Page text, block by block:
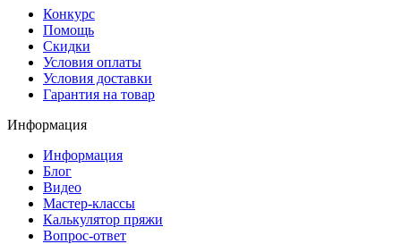
Конкурс
Помощь
Скидки
Условия оплаты
Условия доставки
Гарантия на товар
Информация
Информация
Блог
Видео
Мастер-классы
Калькулятор пряжи
Вопрос-ответ